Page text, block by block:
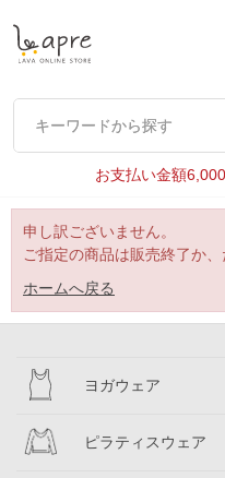
キーワードから探す
キーワードから探す
お支払い金額
申し訳ございません。
ご指定の商品は販売終了か
ホームへ戻る
ヨガウェア
ピラティスウェア